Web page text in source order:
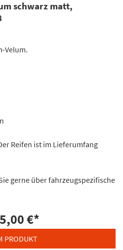
schwarz matt,
Velum.
Reifen ist im Lieferumfang
gerne über fahrzeugspezifische
€*
PRODUKT